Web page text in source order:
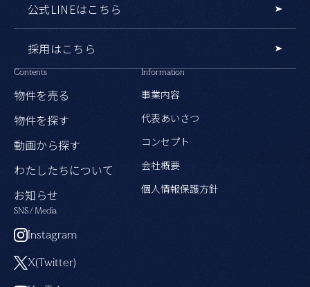
SNS / Media
Instagram
X(Twitter)
Contents
物件を売る
物件を探す
動画から探す
わたしたちについて
お知らせ
Information
事業内容
代表あいさつ
コンセプト
会社概要
個人情報保護方針
公式LINEはこちら
採用はこちら